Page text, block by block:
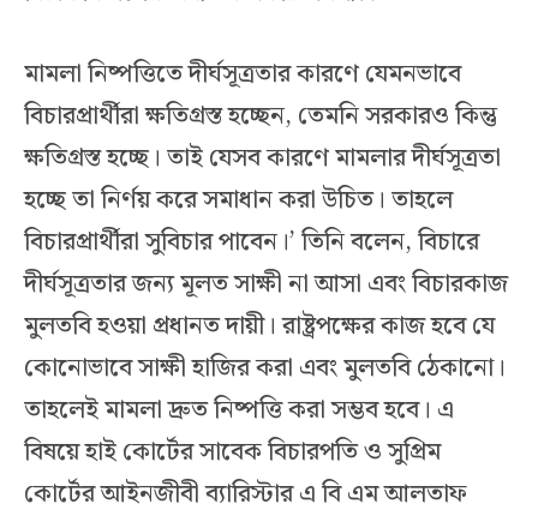
মামলা নিষ্পত্তিতে দীর্ঘসূত্রতার কারণে যেমনভাবে
বিচারপ্রার্থীরা ক্ষতিগ্রস্ত হচ্ছেন, তেমনি সরকারও কিন্তু
ক্ষতিগ্রস্ত হচ্ছে। তাই যেসব কারণে মামলার দীর্ঘসূত্রতা
হচ্ছে তা নির্ণয় করে সমাধান করা উচিত। তাহলে
বিচারপ্রার্থীরা সুবিচার পাবেন।’ তিনি বলেন, বিচারে
দীর্ঘসূত্রতার জন্য মূলত সাক্ষী না আসা এবং বিচারকাজ
মুলতবি হওয়া প্রধানত দায়ী। রাষ্ট্রপক্ষের কাজ হবে যে
কোনোভাবে সাক্ষী হাজির করা এবং মুলতবি ঠেকানো।
তাহলেই মামলা দ্রুত নিষ্পত্তি করা সম্ভব হবে। এ
বিষয়ে হাই কোর্টের সাবেক বিচারপতি ও সুপ্রিম
কোর্টের আইনজীবী ব্যারিস্টার এ বি এম আলতাফ